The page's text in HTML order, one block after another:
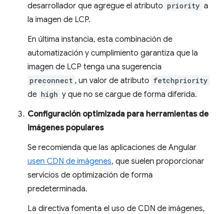
desarrollador que agregue el atributo priority a
la imagen de LCP.
En última instancia, esta combinación de
automatización y cumplimiento garantiza que la
imagen de LCP tenga una sugerencia
preconnect , un valor de atributo fetchpriority
de high y que no se cargue de forma diferida.
Configuración optimizada para herramientas de
imágenes populares
Se recomienda que las aplicaciones de Angular
usen CDN de imágenes, que suelen proporcionar
servicios de optimización de forma
predeterminada.
La directiva fomenta el uso de CDN de imágenes,